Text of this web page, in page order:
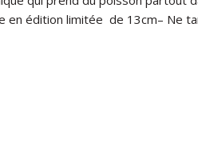
en édition limitée de 13cm– Ne